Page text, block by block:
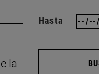
la
Hasta